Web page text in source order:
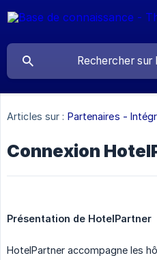
Articles sur : Partenaires -
Connexion
Présentation de HotelPartner
HotelPartner accompagne les